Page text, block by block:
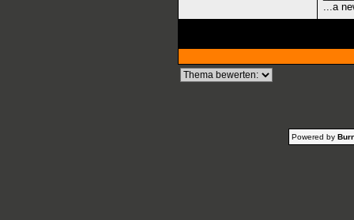
...a
Powered by